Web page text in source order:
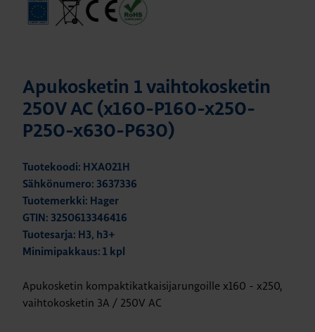
Apukosketin 1 vaihtokosketin
250V AC (x160-P160-x250-
P250-x630-P630)
Tuotekoodi: HXA021H
Sähkönumero: 3637336
Tuotemerkki: Hager
GTIN: 3250613346416
Tuotesarja: H3, h3+
Minimipakkaus: 1 kpl
Apukosketin kompaktikatkaisijarungoille x160 - x250,
vaihtokosketin 3A / 250V AC